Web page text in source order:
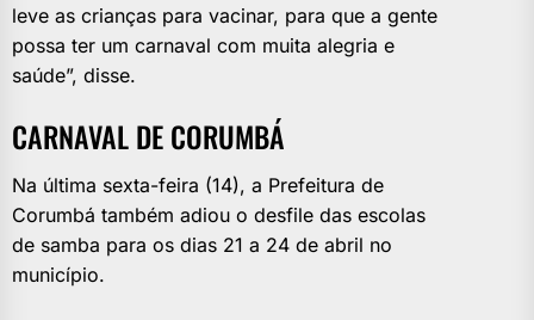
leve as crianças para vacinar, para que a gente
possa ter um carnaval com muita alegria e
saúde”, disse.
CARNAVAL DE CORUMBÁ
Na última sexta-feira (14), a Prefeitura de
Corumbá também adiou o desfile das escolas
de samba para os dias 21 a 24 de abril no
município.